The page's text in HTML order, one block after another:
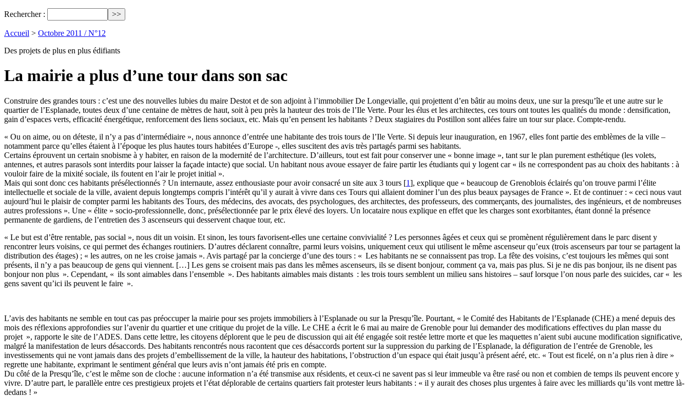
Rechercher :
Accueil > Octobre 2011 / N°12
Des projets de plus en plus édifiants
La mairie a plus d’une tour dans son sac
Construire des grandes tours : c’est une des nouvelles lubies du maire Destot et de son adjoint à l’immobilier De Longevialle, qui projettent d’en bâtir au moins deux, une sur la presqu’île et une autre sur le
quartier de l’Esplanade, toutes deux d’une centaine de mètres de haut, soit à peu près la hauteur des trois de l’Ile Verte. Pour les élus et les architectes, ces tours ont toutes les qualités du monde : densification,
gain d’espaces verts, efficacité énergétique, renforcement des liens sociaux, etc. Mais qu’en pensent les habitants ? Deux stagiaires du Postillon sont allées faire un tour sur place. Compte-rendu.
« Ou on aime, ou on déteste, il n’y a pas d’intermédiaire », nous annonce d’entrée une habitante des trois tours de l’Ile Verte. Si depuis leur inauguration, en 1967, elles font partie des emblèmes de la ville –
notamment parce qu’elles étaient à l’époque les plus hautes tours habitées d’Europe -, elles suscitent des avis très partagés parmi ses habitants.
Certains éprouvent un certain snobisme à y habiter, en raison de la modernité de l’architecture. D’ailleurs, tout est fait pour conserver une « bonne image », tant sur le plan purement esthétique (les volets,
antennes, et autres parasols sont interdits pour laisser la façade intacte) que social. Un habitant nous avoue essayer de faire partir les étudiants qui y logent car « ils ne correspondent pas au choix des habitants : à
vouloir faire de la mixité sociale, ils foutent en l’air le projet initial ».
Mais qui sont donc ces habitants présélectionnés ? Un internaute, assez enthousiaste pour avoir consacré un site aux 3 tours [1], explique que « beaucoup de Grenoblois éclairés qu’on trouve parmi l’élite
intellectuelle et sociale de la ville, avaient depuis longtemps compris l’intérêt qu’il y aurait à vivre dans ces Tours qui allaient dominer l’un des plus beaux paysages de France ». Et de continuer : « ceci nous vaut
aujourd’hui le plaisir de compter parmi les habitants des Tours, des médecins, des avocats, des psychologues, des architectes, des professeurs, des commerçants, des journalistes, des ingénieurs, et de nombreuses
autres professions ». Une « élite » socio-professionnelle, donc, présélectionnée par le prix élevé des loyers. Un locataire nous explique en effet que les charges sont exorbitantes, étant donné la présence
permanente de gardiens, de l’entretien des 3 ascenseurs qui desservent chaque tour, etc.
« Le but est d’être rentable, pas social », nous dit un voisin. Et sinon, les tours favorisent-elles une certaine convivialité ? Les personnes âgées et ceux qui se promènent régulièrement dans le parc disent y
rencontrer leurs voisins, ce qui permet des échanges routiniers. D’autres déclarent connaître, parmi leurs voisins, uniquement ceux qui utilisent le même ascenseur qu’eux (trois ascenseurs par tour se partagent la
distribution des étages) ; « les autres, on ne les croise jamais ». Avis partagé par la concierge d’une des tours : « Les habitants ne se connaissent pas trop. La fête des voisins, c’est toujours les mêmes qui sont
présents, il n’y a pas beaucoup de gens qui viennent. […] Les gens se croisent mais pas dans les mêmes ascenseurs, ils se disent bonjour, comment ça va, mais pas plus. Si je ne dis pas bonjour, ils ne disent pas
bonjour non plus ». Cependant, « ils sont aimables dans l’ensemble ». Des habitants aimables mais distants : les trois tours semblent un milieu sans histoires – sauf lorsque l’on nous parle des suicides, car « les
gens savent qu’ici ils peuvent le faire ».
L’avis des habitants ne semble en tout cas pas préoccuper la mairie pour ses projets immobiliers à l’Esplanade ou sur la Presqu’île. Pourtant, « le Comité des Habitants de l’Esplanade (CHE) a mené depuis des
mois des réflexions approfondies sur l’avenir du quartier et une critique du projet de la ville. Le CHE a écrit le 6 mai au maire de Grenoble pour lui demander des modifications effectives du plan masse du
projet », rapporte le site de l’ADES. Dans cette lettre, les citoyens déplorent que le peu de discussion qui ait été engagée soit restée lettre morte et que les maquettes n’aient subi aucune modification significative,
malgré la manifestation de leurs désaccords. Des habitants rencontrés nous racontent que ces désaccords portent sur la suppression du parking de l’Esplanade, la défiguration de l’entrée de Grenoble, les
investissements qui ne vont jamais dans des projets d’embellissement de la ville, la hauteur des habitations, l’obstruction d’un espace qui était jusqu’à présent aéré, etc. « Tout est ficelé, on n’a plus rien à dire »
regrette une habitante, exprimant le sentiment général que leurs avis n’ont jamais été pris en compte.
Du côté de la Presqu’île, c’est le même son de cloche : aucune information n’a été transmise aux résidents, et ceux-ci ne savent pas si leur immeuble va être rasé ou non et combien de temps ils peuvent encore y
vivre. D’autre part, le parallèle entre ces prestigieux projets et l’état déplorable de certains quartiers fait protester leurs habitants : « il y aurait des choses plus urgentes à faire avec les milliards qu’ils vont mettre là-
dedans ! »